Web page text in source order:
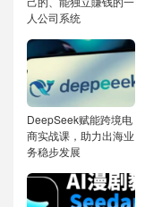
人公司系统
DeepSeek赋能跨境电
商实战课，助力出海业
务稳步发展